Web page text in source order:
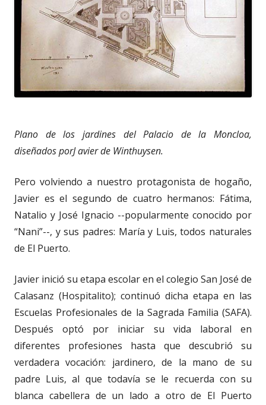
Plano de los jardines del Palacio de la Moncloa,
diseñados porJ avier de Winthuysen.
Pero volviendo a nuestro protagonista de hogaño,
Javier es el segundo de cuatro hermanos: Fátima,
Natalio y José Ignacio --popularmente conocido por
“Nani”--, y sus padres: María y Luis, todos naturales
de El Puerto.
Javier inició su etapa escolar en el colegio San José de
Calasanz (Hospitalito); continuó dicha etapa en las
Escuelas Profesionales de la Sagrada Familia (SAFA).
Después optó por iniciar su vida laboral en
diferentes profesiones hasta que descubrió su
verdadera vocación: jardinero, de la mano de su
padre Luis, al que todavía se le recuerda con su
blanca cabellera de un lado a otro de El Puerto